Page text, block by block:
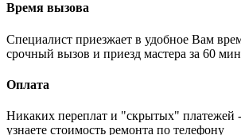
Время вызова
Специалист приезжает в удобное Вам
срочный вызов и приезд мастера за 60
Оплата
Никаких переплат и "скрытых" платежей
узнаете стоимость ремонта по телефону